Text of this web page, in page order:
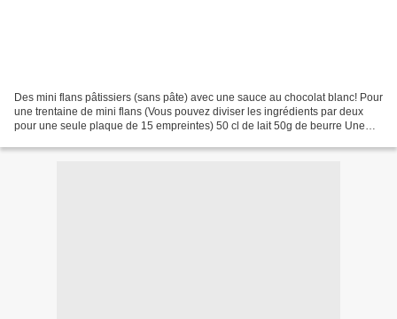
Des mini flans pâtissiers (sans pâte) avec une sauce au chocolat blanc! Pour
une trentaine de mini flans (Vous pouvez diviser les ingrédients par deux
pour une seule plaque de 15 empreintes) 50 cl de lait 50g de beurre Une